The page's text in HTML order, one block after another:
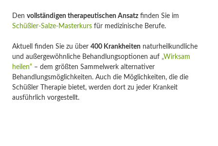
Den vollständigen therapeutischen Ansatzfinden Sie im
Schüßler-Salze-Masterkursfür medizinische Berufe.
Aktuell finden Sie zu über 400 Krankheiten naturheilkundliche
und außergewöhnliche Behandlungsoptionen auf „Wirksam
heilen“– dem größten Sammelwerk alternativer
Behandlungsmöglichkeiten. Auch die Möglichkeiten, die die
Schüßler Therapie bietet, werden dort zu jeder Krankeit
ausführlich vorgestellt.